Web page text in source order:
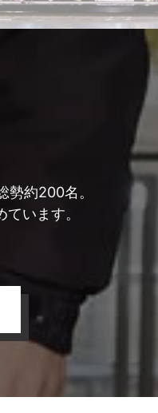
勢約200名。
います。